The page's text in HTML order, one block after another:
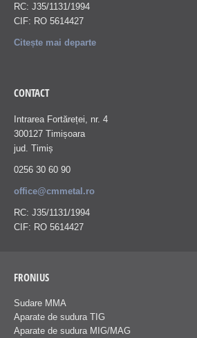
RC: J35/1131/1994
CIF: RO 5614427
Citește mai departe
CONTACT
Intrarea Fortăreței, nr. 4
300127 Timișoara
jud. Timiș
0256 30 60 90
office@cmmetal.ro
RC: J35/1131/1994
CIF: RO 5614427
FRONIUS
Sudare MMA
Aparate de sudura TIG
Aparate de sudura MIG/MAG